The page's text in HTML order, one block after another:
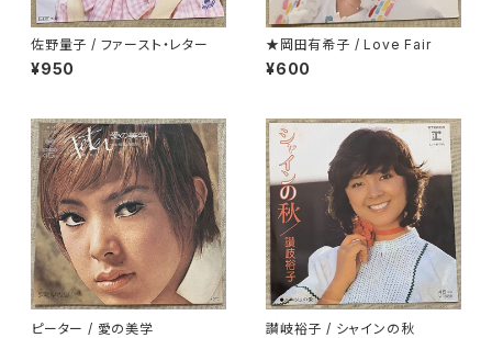
佐野量子 / ファースト・レター
¥950
★岡田有希子 / Love Fair
¥600
ピーター / 愛の美学 讃岐裕子 / シャインの秋